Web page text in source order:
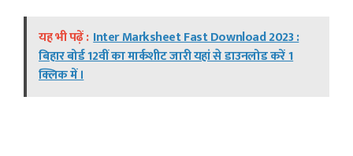
यह भी पढ़ें :Inter Marksheet Fast Download 2023 :
बिहार बोर्ड 12वीं का मार्कशीट जारी यहां से डाउनलोड करें 1
क्लिक में ।